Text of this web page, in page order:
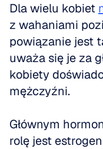
Dla wielu kobiet
z wahaniami
powiązanie jest
uważa się je za
kobiety
mężczyźni.
Głównym
rolę jest